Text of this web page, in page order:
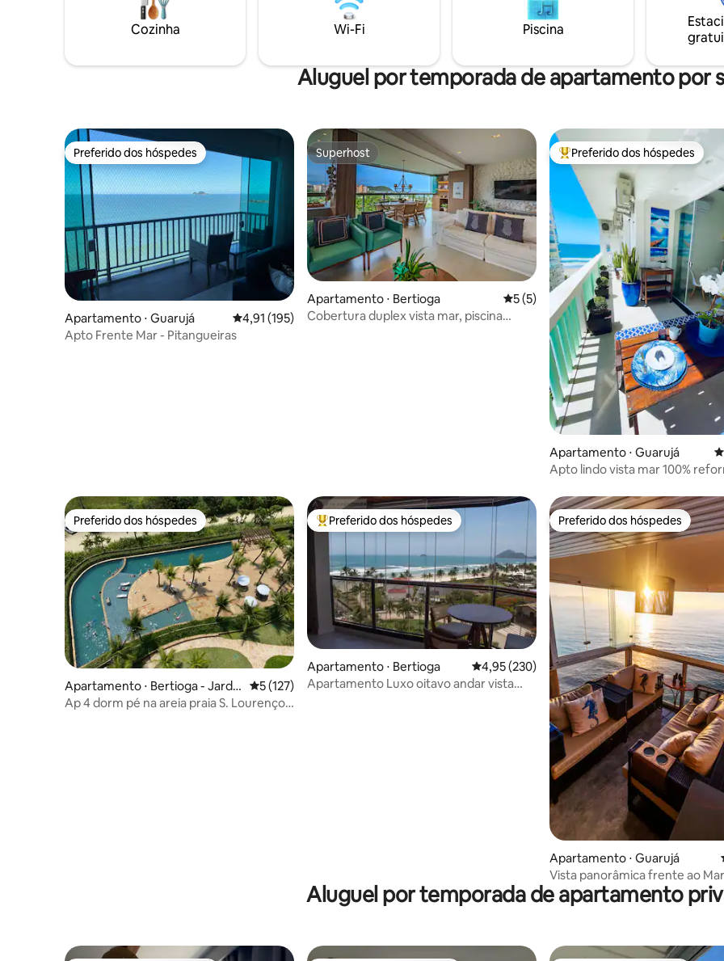
24hrs, auto check in.
Cozinha Wi-Fi Piscina
Aluguel por temporada de apartamento por
Preferido dos hóspedes
Preferido dos hóspedes
Apartamento ⋅ Guarujá 4,91 de uma avaliação média de 5, 195 avaliações
4,91 (195)
Apto Frente Mar - Pitangueiras
Superhost
Superhost
Apartamento ⋅ Bertioga 5 de uma avaliação média de 5, 5
5 (5)
Cobertura duplex vista mar, piscina
Entre os melhores preferidos
Preferido dos hóspedes
Apartamento ⋅ Guarujá
Apto lindo vista mar 100%
Preferido dos hóspedes
Preferido dos hóspedes
Apartamento ⋅ Bertioga - Jardi
m São Lourenço
5 de uma avaliação média de 5, 127 avaliações
5 (127)
Ap 4 dorm pé na areia praia S. Lourenço,
Entre os melhores preferidos dos hóspedes
Preferido dos hóspedes
Apartamento ⋅ Bertioga 4,95 de uma avaliação média de 5, 230
4,95 (230)
Apartamento Luxo oitavo andar vista
Preferido dos hóspedes
Preferido dos hóspedes
Apartamento ⋅ Guarujá
Vista panorâmica frente ao Mar
Aluguel por temporada de apartamento